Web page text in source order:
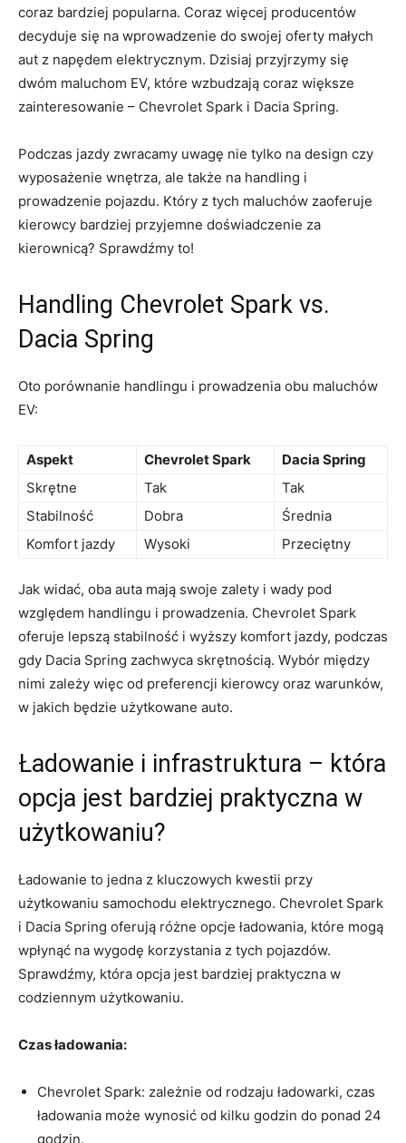
coraz bardziej ‌popularna. Coraz więcej producentów‌
decyduje się na wprowadzenie do swojej oferty małych⁣
aut ⁢z napędem​ elektrycznym. Dzisiaj⁢ przyjrzymy ​się‍
dwóm maluchom EV, które ​wzbudzają coraz ‌większe
zainteresowanie ⁢–‌ Chevrolet Spark i ‌Dacia Spring.
Podczas jazdy zwracamy uwagę nie tylko‍ na‍ design​ czy
wyposażenie wnętrza, ale także ⁢na handling ‌i
‌prowadzenie pojazdu. Który z tych maluchów zaoferuje
kierowcy bardziej ⁤przyjemne‌ doświadczenie za
kierownicą? Sprawdźmy⁣ to!
Handling Chevrolet Spark ‌vs.
Dacia Spring
Oto porównanie handlingu i prowadzenia obu maluchów⁣
EV:
Aspekt Chevrolet Spark
Dacia Spring
Skrętne
Tak
Tak
Stabilność
Dobra
Średnia
Komfort ​jazdy
Wysoki Przeciętny
Jak widać, oba auta⁣ mają swoje zalety i wady pod
względem handlingu i prowadzenia. Chevrolet Spark
oferuje lepszą⁣ stabilność ​i wyższy komfort jazdy, podczas
gdy Dacia‍ Spring ⁣zachwyca skrętnością. Wybór między
nimi zależy więc od ⁣preferencji kierowcy oraz warunków,
⁢w⁣ jakich⁤ będzie użytkowane‍ auto.
Ładowanie i infrastruktura – która
opcja​ jest ⁢bardziej praktyczna w
użytkowaniu?
Ładowanie to jedna ​z ​kluczowych​ kwestii przy ​
użytkowaniu ​samochodu elektrycznego. Chevrolet Spark
i ⁢Dacia Spring oferują ​różne opcje ładowania, które ​mogą⁤
wpłynąć‍ na wygodę korzystania z tych pojazdów.
Sprawdźmy, która‍ opcja ​jest ‍bardziej praktyczna w⁣
codziennym użytkowaniu.
Czas ładowania:
Chevrolet ‍Spark: zależnie od rodzaju ładowarki,⁣ czas
ładowania może wynosić ⁣od​ kilku ⁤godzin do⁤ ponad 24
godzin.